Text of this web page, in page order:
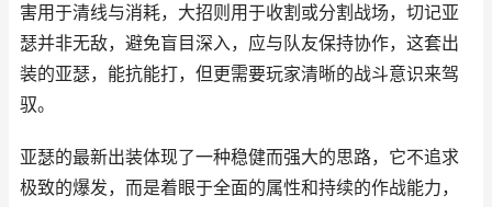
害用于清线与消耗，大招则用于收割或分割战场，切记亚
瑟并非无敌，避免盲目深入，应与队友保持协作，这套出
装的亚瑟，能抗能打，但更需要玩家清晰的战斗意识来驾
驭。
亚瑟的最新出装体现了一种稳健而强大的思路，它不追求
极致的爆发，而是着眼于全面的属性和持续的作战能力，